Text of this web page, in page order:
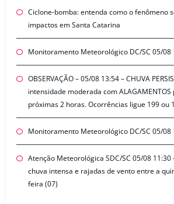
Ciclone-bomba: entenda como o fenômeno
impactos em Santa Catarina
Monitoramento Meteorológico DC/SC 05/08
OBSERVAÇÃO – 05/08 13:54 – CHUVA
intensidade moderada com
próximas 2 horas. Ocorrências ligue 199 ou
Monitoramento Meteorológico DC/SC 05/08
Atenção Meteorológica SDC/SC 05/08 11:30
chuva intensa e rajadas de vento entre a
feira (07)